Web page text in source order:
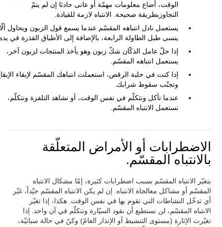
الوقت، أضاع معلومات مهمّة أو عانى حادثا إن لم يتمّ
التجاوزبطريقة صحيحة. الانتباه لازمة للقيادة.
يستعمل نادل انتباهه المقسّم عندما يسمع قول الزبون ويحاول ألّا
ينسى طبل الطاولة الرابعة، بالإضافة إلى الأطباق القذرة في
إذا حلّ عامل الذكّان شكّ زبون وهو يأخذ المنتجات لزبون آخر،
يستعمل انتباهه المقسّم.
إذا كنت في حلبة الرقص، استعملت انتباهك المقسّم لإبقاء
وتجنّب سقوط شرابك.
عندما نأكل ونتكلّم في نفس الوقت، أو نشاهد التلفزة ونتكلّم،
نستعمل الانتباه المقسّم.
الاضطرابات أو الأمراض المتعلّقة
بالانتباه المقسّم.
يتغيّر الانتباه المقسّم بسبب اضطرابات كثيرة، إمّا مشكال الانتباه
المقسّم أو مشاكل معالجاة الانتباه. إن لم يكن الانتباه المقسّم جيّداً، غيّر
أي تدخّل النشاطات التي تقوم بها في نفس الوقت. هكذا، إذا تغيّر
الانتباه المقسّم، لن نستطيع أن نقود السيّارة ونتكلّم في آن واحد. إذا
تغيّرت الإثارة (مستوى التنشيط أو الإنذار العامّ) وكنّ في حالة سباتيّة،